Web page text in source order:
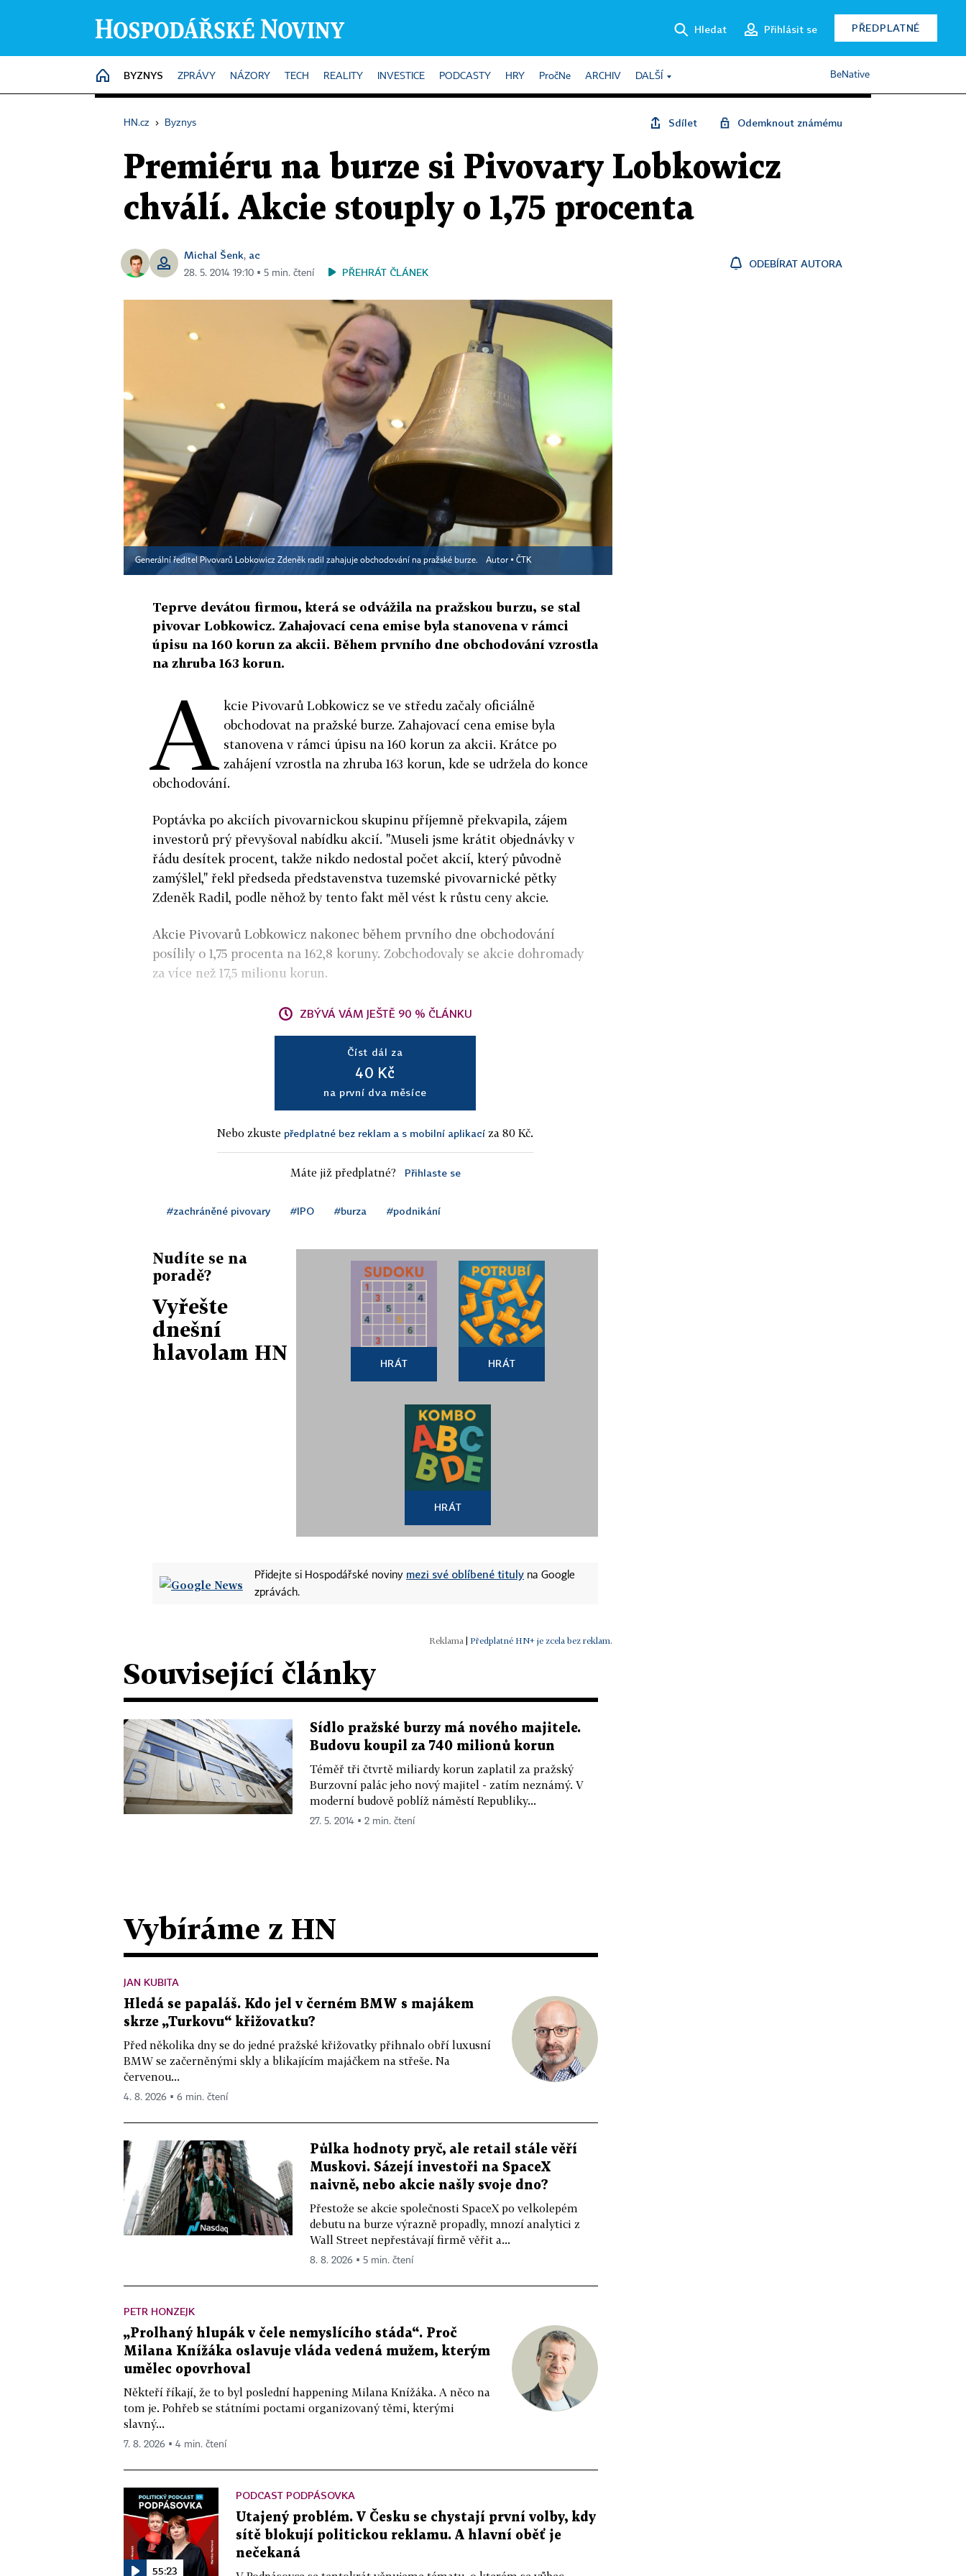
Hledat Přihlásit se PŘEDPLATNÉ
HOME
BYZNYS ZPRÁVY NÁZORY TECH REALITY INVESTICE PODCASTY HRY PročNe ARCHIV DALŠÍ BeNative
HN.cz › Byznys Sdílet Odemknout známému
Premiéru na burze si Pivovary Lobkowicz
chválí. Akcie stouply o 1,75 procenta
Michal Šenk, ac
28. 5. 2014 19:10 ▪ 5 min. čtení PŘEHRÁT ČLÁNEK
ODEBÍRAT AUTORA
Generální ředitel Pivovarů Lobkowicz Zdeněk radil zahajuje obchodování na pražské burze. Autor ▪ ČTK
Teprve devátou firmou, která se odvážila na pražskou burzu, se stal
pivovar Lobkowicz. Zahajovací cena emise byla stanovena v rámci
úpisu na 160 korun za akcii. Během prvního dne obchodování vzrostla
na zhruba 163 korun.
A kcie Pivovarů Lobkowicz se ve středu začaly oficiálně
obchodovat na pražské burze. Zahajovací cena emise byla
stanovena v rámci úpisu na 160 korun za akcii. Krátce po
zahájení vzrostla na zhruba 163 korun, kde se udržela do konce
obchodování.
Poptávka po akciích pivovarnickou skupinu příjemně překvapila, zájem
investorů prý převyšoval nabídku akcií. "Museli jsme krátit objednávky v
řádu desítek procent, takže nikdo nedostal počet akcií, který původně
zamýšlel," řekl předseda představenstva tuzemské pivovarnické pětky
Zdeněk Radil, podle něhož by tento fakt měl vést k růstu ceny akcie.
Akcie Pivovarů Lobkowicz nakonec během prvního dne obchodování
posílily o 1,75 procenta na 162,8 koruny. Zobchodovaly se akcie dohromady
za více než 17,5 milionu korun.
ZBÝVÁ VÁM JEŠTĚ 90 % ČLÁNKU
Číst dál za
40 Kč
na první dva měsíce
Nebo zkuste předplatné bez reklam a s mobilní aplikací za 80 Kč.
Máte již předplatné? Přihlaste se
#zachráněné pivovary #IPO #burza #podnikání
Nudíte se na
poradě?
Vyřešte
dnešní
hlavolam HN
HRÁT HRÁT
HRÁT
Přidejte si Hospodářské noviny mezi své oblíbené tituly na Google
zprávách.
| Předplatné HN+ je zcela bez reklam.
Související články
Sídlo pražské burzy má nového majitele.
Budovu koupil za 740 milionů korun
Téměř tři čtvrtě miliardy korun zaplatil za pražský
Burzovní palác jeho nový majitel - zatím neznámý. V
moderní budově poblíž náměstí Republiky...
27. 5. 2014 ▪ 2 min. čtení
Vybíráme z HN
JAN KUBITA
Hledá se papaláš. Kdo jel v černém BMW s majákem
skrze „Turkovu“ křižovatku?
Před několika dny se do jedné pražské křižovatky přihnalo obří luxusní
BMW se začerněnými skly a blikajícím majáčkem na střeše. Na
červenou...
4. 8. 2026 ▪ 6 min. čtení
Půlka hodnoty pryč, ale retail stále věří
Muskovi. Sázejí investoři na SpaceX
naivně, nebo akcie našly svoje dno?
Přestože se akcie společnosti SpaceX po velkolepém
debutu na burze výrazně propadly, mnozí analytici z
Wall Street nepřestávají firmě věřit a...
8. 8. 2026 ▪ 5 min. čtení
PETR HONZEJK
„Prolhaný hlupák v čele nemyslícího stáda“. Proč
Milana Knížáka oslavuje vláda vedená mužem, kterým
umělec opovrhoval
Někteří říkají, že to byl poslední happening Milana Knížáka. A něco na
tom je. Pohřeb se státními poctami organizovaný těmi, kterými
slavný...
7. 8. 2026 ▪ 4 min. čtení
55:23
PODCAST PODPÁSOVKA
Utajený problém. V Česku se chystají první volby, kdy
sítě blokují politickou reklamu. A hlavní oběť je
nečekaná